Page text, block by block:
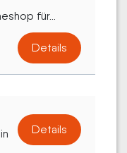
für...
Details
Details